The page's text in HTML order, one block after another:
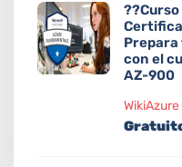
con el
AZ-900
WikiAzure